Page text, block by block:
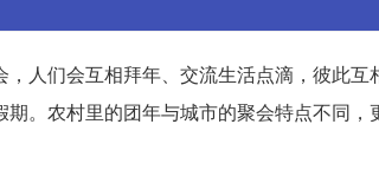
人们会互相拜年、交流生活点滴，彼此
。农村里的团年与城市的聚会特点不同